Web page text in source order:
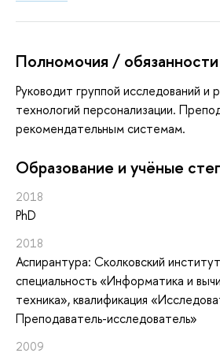
Полномочия / обязанности
Руководит группой исследований и
технологий персонализации.
рекомендательным системам.
Oбразование и учёные
2018
PhD
2018
Аспирантура: Сколковский
специальность «Информатика и
техника», квалификация
Преподаватель-исследователь»
2009